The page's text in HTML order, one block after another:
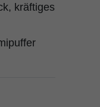
kräftiges